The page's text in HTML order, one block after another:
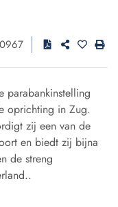
parabankinstelling
oprichting in Zug.
zij een van de
en biedt zij bijna
de streng
.